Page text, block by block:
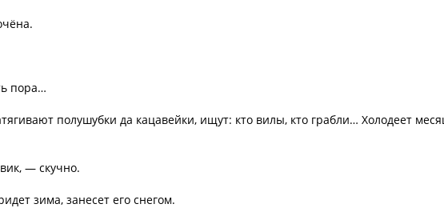
пора…
полушубки да кацавейки, ищут: кто вилы, кто грабли… Холодеет
— скучно.
зима, занесет его снегом.